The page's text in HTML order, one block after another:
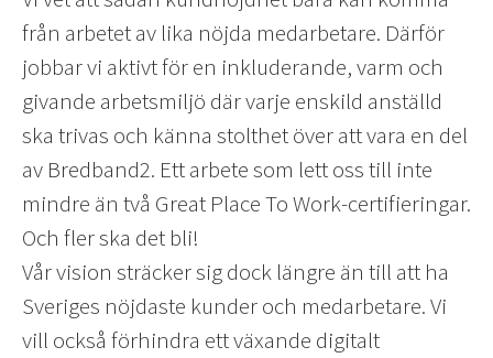
från arbetet av lika nöjda medarbetare. Därför
jobbar vi aktivt för en inkluderande, varm och
givande arbetsmiljö där varje enskild anställd
ska trivas och känna stolthet över att vara en del
av Bredband2. Ett arbete som lett oss till inte
mindre än två Great Place To Work-certifieringar.
Och fler ska det bli!
Vår vision sträcker sig dock längre än till att ha
Sveriges nöjdaste kunder och medarbetare. Vi
vill också förhindra ett växande digitalt